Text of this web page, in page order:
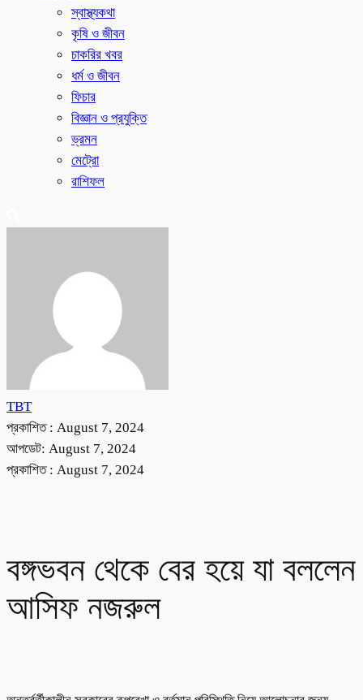
স্বাস্থ্যকথা
কৃষি ও জীবন
চাকরির খবর
ধর্ম ও জীবন
ফিচার
বিজ্ঞান ও প্রযুক্তি
ভ্রমন
মেট্রো
রাশিফল
TBT
প্রকাশিত : August 7, 2024
আপডেট: August 7, 2024
প্রকাশিত : August 7, 2024
বঙ্গভবন থেকে বের হয়ে যা বললেন
আসিফ নজরুল